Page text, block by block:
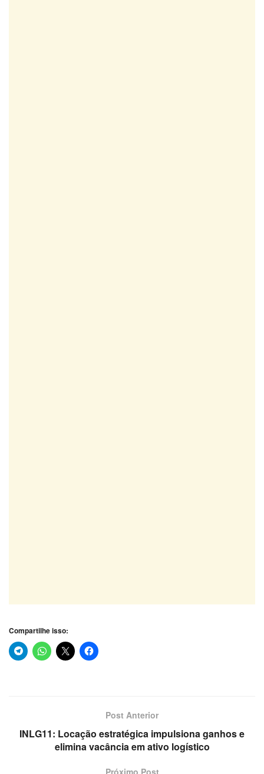
Compartilhe isso:
Post Anterior
INLG11: Locação estratégica impulsiona ganhos e
elimina vacância em ativo logístico